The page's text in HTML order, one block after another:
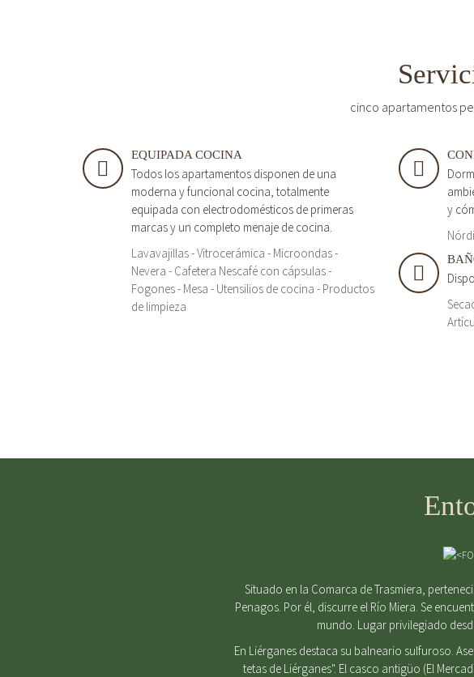
cinco apartamentos
EQUIPADA COCINA
Todos los apartamentos disponen de una
moderna y funcional cocina, totalmente
equipada con electrodomésticos de primeras
marcas y un completo menaje de cocina.
Lavavajillas - Vitrocerámica - Microondas -
Nevera - Cafetera Nescafé con cápsulas -
Fogones - Mesa - Utensilios de cocina - Productos
de limpieza
y
Situado en la Comarca de Trasmiera,
Penagos. Por él, discurre el Río Miera. Se
mundo. Lugar privilegiado
En Liérganes destaca su balneario sulfuroso.
tetas de Liérganes". El casco antigüo (El